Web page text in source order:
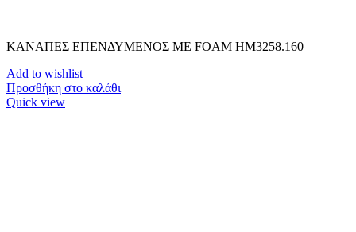
ΚΑΝΑΠΕΣ ΕΠΕΝΔΥΜΕΝΟΣ ΜΕ FOAM HM3258.160
Add to wishlist
Προσθήκη στο καλάθι
Quick view